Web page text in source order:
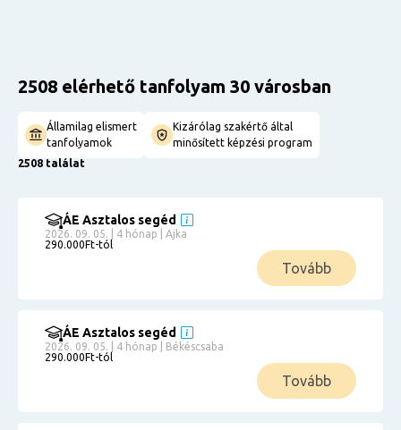
2508 elérhető tanfolyam 30 városban
Államilag elismert
tanfolyamok
Kizárólag szakértő által
minősített képzési program
2508 találat
ÁE Asztalos segéd
2026. 09. 05. | 4 hónap | Ajka
290.000Ft-tól
Tovább
ÁE Asztalos segéd
2026. 09. 05. | 4 hónap | Békéscsaba
290.000Ft-tól
Tovább